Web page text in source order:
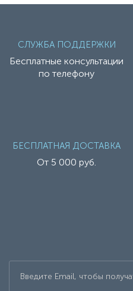
СЛУЖБА ПОДДЕРЖКИ
Бесплатные консультации
по телефону
БЕСПЛАТНАЯ ДОСТАВКА
От 5 000 руб.